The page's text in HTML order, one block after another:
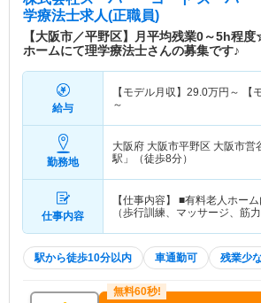
学療法士求人(正職員)
【大阪市／平野区】月平均残業0～5h程
ホームにて理学療法士さんの募集です♪
給与
【モデル月収】 29.0万円～ 【
～
勤務地
大阪府 大阪市平野区 大阪市営
駅」（徒歩8分）
仕事内容
【仕事内容】 ■有料老人ホー
（歩行訓練、マッサージ、筋
駅から徒歩10分以内 車通勤可 残業少